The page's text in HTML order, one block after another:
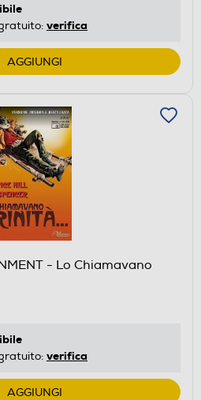
verifica
AGGIUNGI
- Lo Chiamavano
verifica
AGGIUNGI